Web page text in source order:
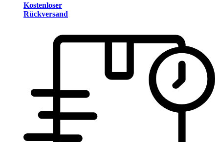
Kostenloser
Rückversand